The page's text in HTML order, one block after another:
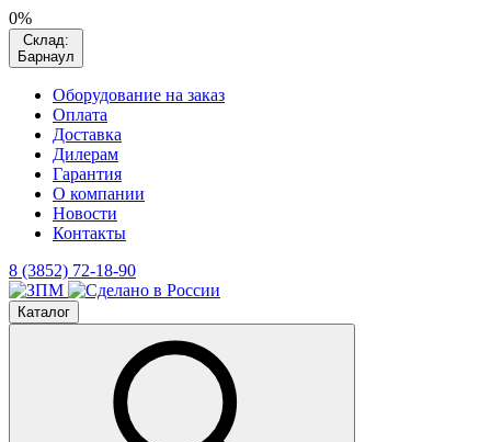
0%
Склад:
Барнаул
Оборудование на заказ
Оплата
Доставка
Дилерам
Гарантия
О компании
Новости
Контакты
8 (3852) 72-18-90
Каталог